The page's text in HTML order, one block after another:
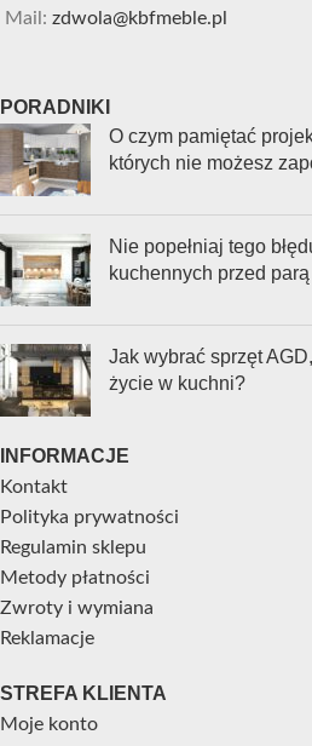
Mail: zdwola@kbfmeble.pl
PORADNIKI
O czym pamiętać
których nie możesz
Nie popełniaj tego
kuchennych przed
Jak wybrać sprzęt
życie w kuchni?
INFORMACJE
Kontakt
Polityka prywatności
Regulamin sklepu
Metody płatności
Zwroty i wymiana
Reklamacje
STREFA KLIENTA
Moje konto